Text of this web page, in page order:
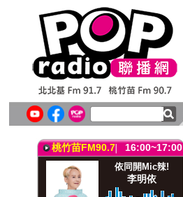
北北基FM91.716:00~17:00
依同開Mic辣!
李明依
NEXTPOP大國民
桃竹苗FM90.716:00~17:00
依同開Mic辣!
李明依